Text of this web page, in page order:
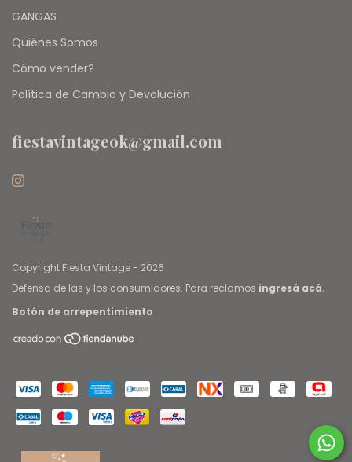
GANGAS
Quiénes Somos
Cómo vender?
Política de Cambio y Devolución
fiestavintageok@gmail.com
Copyright Fiesta Vintage - 2026
Defensa de las y los consumidores. Para reclamos ingresá acá.
Botón de arrepentimiento